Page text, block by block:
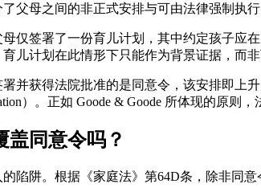
父母之间的非正式安排与可由法律强制执行
仅签署了一份育儿计划，其中约定孩子应
儿计划在此情形下只能作为背景证据，而非
并获得法院批准的是同意令，该安排即上
）。正如 Goode & Goode 所体现的原
盖同意令吗？
陷阱。根据《家庭法》第64D条，除非同